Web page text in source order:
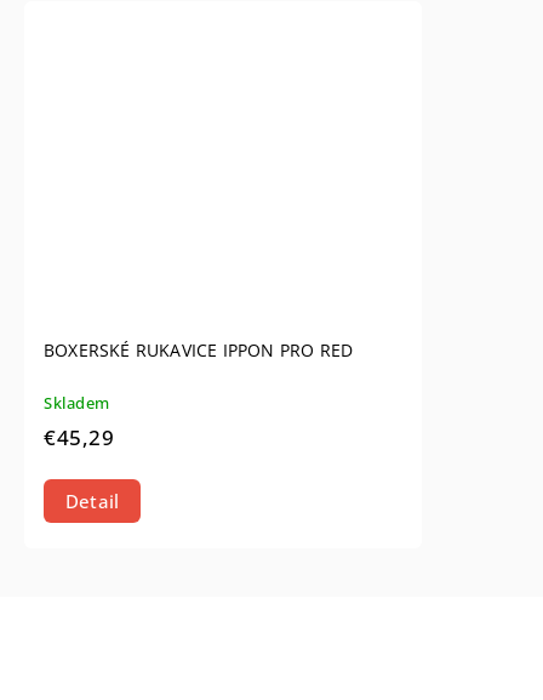
BOXERSKÉ RUKAVICE IPPON PRO RED
Skladem
€45,29
Detail